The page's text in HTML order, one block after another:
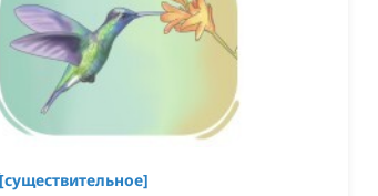
[существительное]